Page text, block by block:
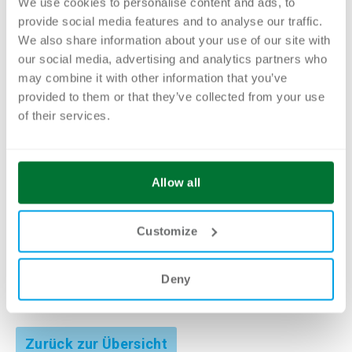
provide social media features and to analyse our traffic.
We also share information about your use of our site with
our social media, advertising and analytics partners who
may combine it with other information that you’ve
provided to them or that they’ve collected from your use
of their services.
Allow all
Customize
Deny
Postfach
Jetzt Newsletter abonnieren!
Zurück zur Übersicht